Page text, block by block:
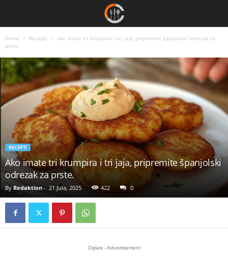
Home Recepti
Ako imate tri krumpira i tri jaja, pripremite španjolski odrezak za
prste.
RECEPTI
Ako imate tri krumpira i tri jaja, pripremite španjolski
odrezak za prste.
By Redaktion - 21 Jula, 2025 422 0
Oglasi - Advertisement